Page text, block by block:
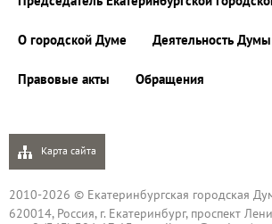
О городской Думе Деятельность Думы
Правовые акты Обращения
Карта сайта
2010-2026 © Екатеринбургская городская
620014, Россия, г. Екатеринбург, проспект